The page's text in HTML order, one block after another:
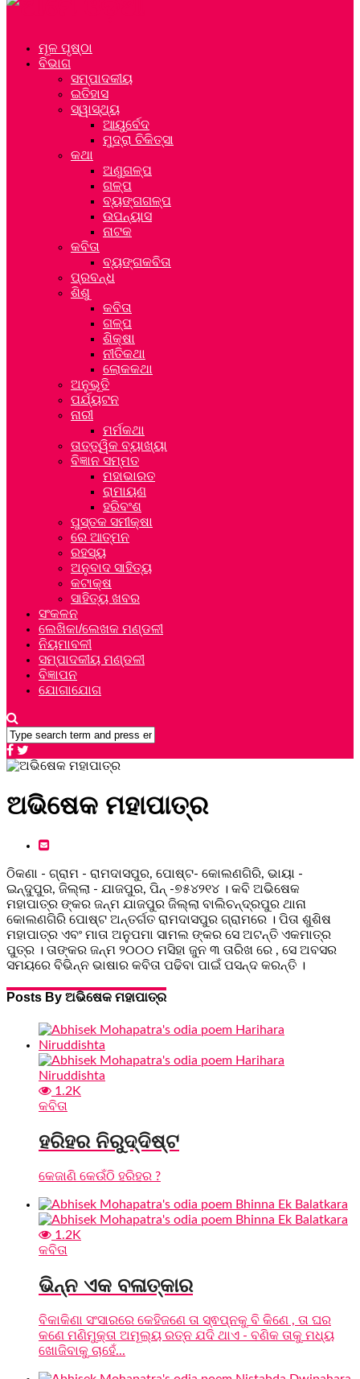
ମୂଳ ପୃଷ୍ଠା
ବିଭାଗ
ସମ୍ପାଦକୀୟ
ଇତିହାସ
ସ୍ୱାସ୍ଥ୍ୟ
ଆୟୁର୍ବେଦ
ମୁଦ୍ରା ଚିକିତ୍ସା
କଥା
ଅଣୁଗଳ୍ପ
ଗଳ୍ପ
ବ୍ୟଙ୍ଗଗଳ୍ପ
ଉପନ୍ୟାସ
ନାଟକ
କବିତା
ବ୍ୟଙ୍ଗକବିତା
ପ୍ରବନ୍ଧ
ଶିଶୁ
କବିତା
ଗଳ୍ପ
ଶିକ୍ଷା
ନୀତିକଥା
ଲୋକକଥା
ଅନୁଭୂତି
ପର୍ଯ୍ୟଟନ
ନାରୀ
ମର୍ମକଥା
ତାତ୍ତ୍ୱିକ ବ୍ୟାଖ୍ୟା
ବିଜ୍ଞାନ ସମ୍ମତ
ମହାଭାରତ
ରାମାୟଣ
ହରିବଂଶ
ପୁସ୍ତକ ସମୀକ୍ଷା
ରେ ଆତ୍ମନ
ରହସ୍ୟ
ଅନୁବାଦ ସାହିତ୍ୟ
କଟାକ୍ଷ
ସାହିତ୍ୟ ଖବର
ସଂକଳନ
ଲେଖିକା/ଲେଖକ ମଣ୍ଡଳୀ
ନିୟମାବଳୀ
ସମ୍ପାଦକୀୟ ମଣ୍ଡଳୀ
ବିଜ୍ଞାପନ
ଯୋଗାଯୋଗ
ଅଭିଷେକ ମହାପାତ୍ର
ଠିକଣା - ଗ୍ରାମ - ରାମଦାସପୁର, ପୋଷ୍ଟ- କୋଲଣଗିରି, ଭାୟା -
ଇନ୍ଦୁପୁର, ଜିଲ୍ଲା - ଯାଜପୁର, ପିନ୍ -୭୫୪୨୧୪ । କବି ଅଭିଷେକ
ମହାପାତ୍ର ଙ୍କର ଜନ୍ମ ଯାଜପୁର ଜିଲ୍ଲା ବାଲିଚନ୍ଦ୍ରପୁର ଥାନା
କୋଲଣଗିରି ପୋଷ୍ଟ ଅନ୍ତର୍ଗତ ରାମଦାସପୁର ଗ୍ରାମରେ । ପିତା ଶୁଶିଷ
ମହାପାତ୍ର ଏବଂ ମାତା ଅନୁପମା ସାମଲ ଙ୍କର ସେ ଅଟନ୍ତି ଏକମାତ୍ର
ପୁତ୍ର । ତାଙ୍କର ଜନ୍ମ ୨୦୦୦ ମସିହା ଜୁନ ୩ ତାରିଖ ରେ , ସେ ଅବସର
ସମୟରେ ବିଭିନ୍ନ ଭାଷାର କବିତା ପଢିବା ପାଇଁ ପସନ୍ଦ କରନ୍ତି ।
Posts By ଅଭିଷେକ ମହାପାତ୍ର
1.2K
କବିତା
ହରିହର ନିରୁଦ୍ଦିଷ୍ଟ
କେଜାଣି କେଉଁଠି ହରିହର ?
1.2K
କବିତା
ଭିନ୍ନ ଏକ ବଳାତ୍କାର
ବିକାକିଣା ସଂସାରରେ କେହିଜଣେ ତା ସ୍ଵପ୍ନକୁ ବି କିଣେ , ତା ଘର
କଣେ ମଣିମୁକ୍ତା ଅମୂଲ୍ୟ ରତ୍ନ ଯଦି ଥାଏ - ବଣିକ ତାକୁ ମଧ୍ୟ
ଖୋଜିବାକୁ ଚାହେଁ...